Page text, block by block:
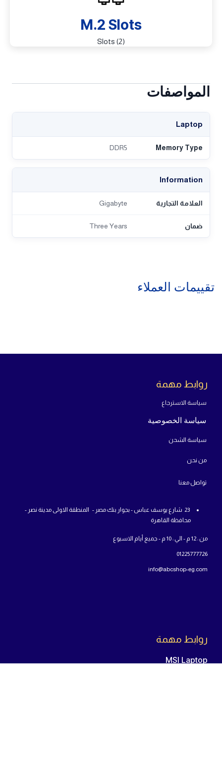
M.2 Slots
(2) Slots
المواصفات
Laptop
Memory Type
DDR5
Information
العلامة التجارية Gigabyte
ضمان Three Years
تقييمات العملاء
روابط مهمة
سياسة الاسترجاع
سياسة الخصوصية
سياسة الشحن
من نحن
تواص ل معنا
23 شارع يوسف عباس - بجوار بنك مصر - المنطقة الاولى مدينة نصر -
محافظة القاهرة
من : 12 م - الي : 10 م - جميع أيام الاسبوع
01225777726
info@abcshop-eg.com
روابط مهمة
MSI Laptop